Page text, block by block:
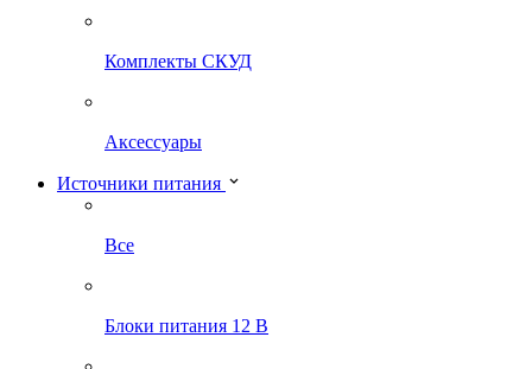
Комплекты СКУД
Аксессуары
Источники питания
Все
Блоки питания 12 В